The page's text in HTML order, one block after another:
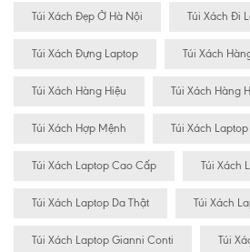
Túi Xách Đẹp Ở Hà Nội Túi Xách Đi
Túi Xách Đựng Laptop Túi Xách
Túi Xách Hàng Hiệu Túi Xách Hàng
Túi Xách Hợp Mệnh Túi Xách Laptop
Túi Xách Laptop Cao Cấp Túi Xách
Túi Xách Laptop Da Thật Túi Xách
Túi Xách Laptop Gianni Conti Túi